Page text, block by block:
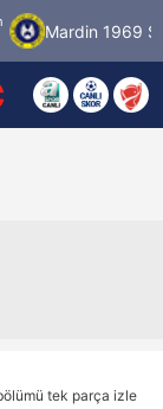
Mardin 1969 Spor
tek parça izle